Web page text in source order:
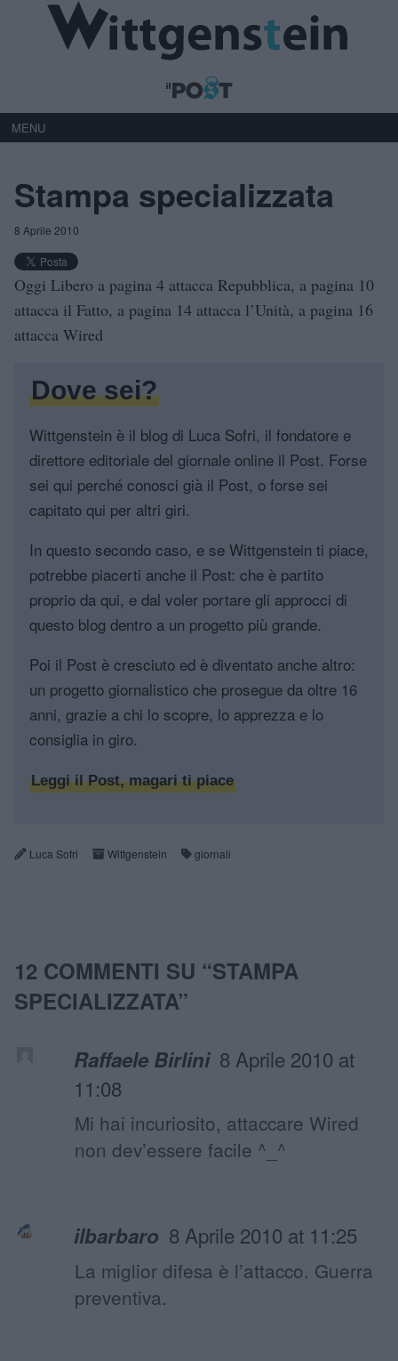
MENU
Stampa specializzata
8 Aprile 2010
Oggi Libero a pagina 4 attacca Repubblica, a pagina 10
attacca il Fatto, a pagina 14 attacca l’Unità, a pagina 16
attacca Wired
Dove sei?
Wittgenstein è il blog di Luca Sofri, il fondatore e
direttore editoriale del giornale online il Post. Forse
sei qui perché conosci già il Post, o forse sei
capitato qui per altri giri.
In questo secondo caso, e se Wittgenstein ti piace,
potrebbe piacerti anche il Post: che è partito
proprio da qui, e dal voler portare gli approcci di
questo blog dentro a un progetto più grande.
Poi il Post è cresciuto ed è diventato anche altro:
un progetto giornalistico che prosegue da oltre 16
anni, grazie a chi lo scopre, lo apprezza e lo
consiglia in giro.
Leggi il Post, magari ti piace
Luca Sofri Wittgenstein giornali
12 COMMENTI SU “STAMPA
SPECIALIZZATA”
Raffaele Birlini 8 Aprile 2010 at
11:08
Mi hai incuriosito, attaccare Wired
non dev’essere facile ^_^
ilbarbaro 8 Aprile 2010 at 11:25
La miglior difesa è l’attacco. Guerra
preventiva.